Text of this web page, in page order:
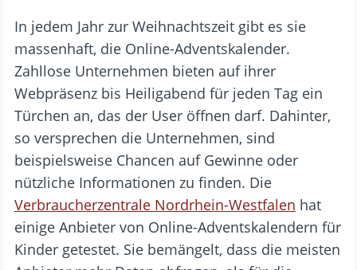
In jedem Jahr zur Weihnachtszeit gibt es sie
massenhaft, die Online-Adventskalender.
Zahllose Unternehmen bieten auf ihrer
Webpräsenz bis Heiligabend für jeden Tag ein
Türchen an, das der User öffnen darf. Dahinter,
so versprechen die Unternehmen, sind
beispielsweise Chancen auf Gewinne oder
nützliche Informationen zu finden. Die
Verbraucherzentrale Nordrhein-Westfalen hat
einige Anbieter von Online-Adventskalendern für
Kinder getestet. Sie bemängelt, dass die meisten